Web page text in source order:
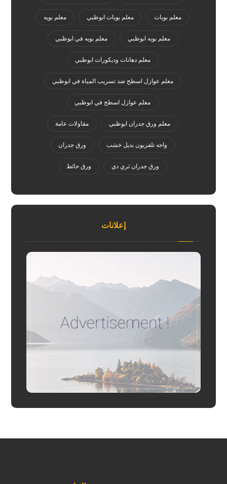
معلم بويات معلم بويات ابوظبي معلم بويه
معلم بويه ابوظبي معلم بويه في ابوظبي
معلم دهانات وديكورات ابوظبي
معلم عوازل اسطح ضد تسريب المياة في ابوظبي
معلم عوازل اسطح في ابوظبي
معلم ورق جدران ابوظبي مقاولات عامة
واجه تلفزيون بديل خشب ورق جدران
ورق جدران ثري دي ورق حائط
إعلانات